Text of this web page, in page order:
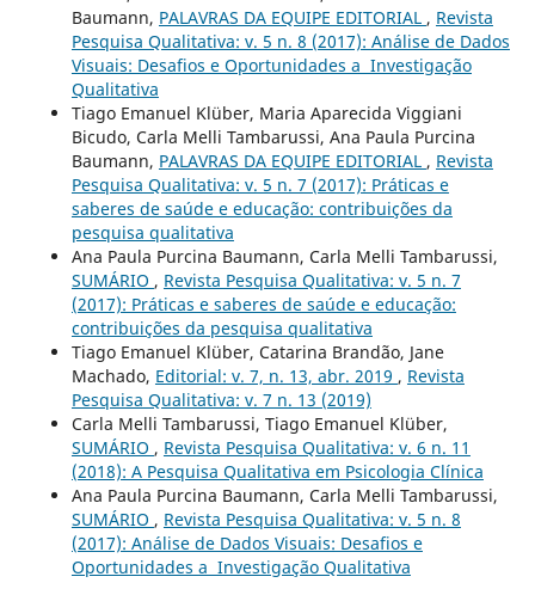
Baumann, PALAVRAS DA EQUIPE EDITORIAL , Revista
Pesquisa Qualitativa: v. 5 n. 8 (2017): Análise de Dados
Visuais: Desafios e Oportunidades a Investigação
Qualitativa
Tiago Emanuel Klüber, Maria Aparecida Viggiani
Bicudo, Carla Melli Tambarussi, Ana Paula Purcina
Baumann, PALAVRAS DA EQUIPE EDITORIAL , Revista
Pesquisa Qualitativa: v. 5 n. 7 (2017): Práticas e
saberes de saúde e educação: contribuições da
pesquisa qualitativa
Ana Paula Purcina Baumann, Carla Melli Tambarussi,
SUMÁRIO , Revista Pesquisa Qualitativa: v. 5 n. 7
(2017): Práticas e saberes de saúde e educação:
contribuições da pesquisa qualitativa
Tiago Emanuel Klüber, Catarina Brandão, Jane
Machado, Editorial: v. 7, n. 13, abr. 2019 , Revista
Pesquisa Qualitativa: v. 7 n. 13 (2019)
Carla Melli Tambarussi, Tiago Emanuel Klüber,
SUMÁRIO , Revista Pesquisa Qualitativa: v. 6 n. 11
(2018): A Pesquisa Qualitativa em Psicologia Clí­nica
Ana Paula Purcina Baumann, Carla Melli Tambarussi,
SUMÁRIO , Revista Pesquisa Qualitativa: v. 5 n. 8
(2017): Análise de Dados Visuais: Desafios e
Oportunidades a Investigação Qualitativa